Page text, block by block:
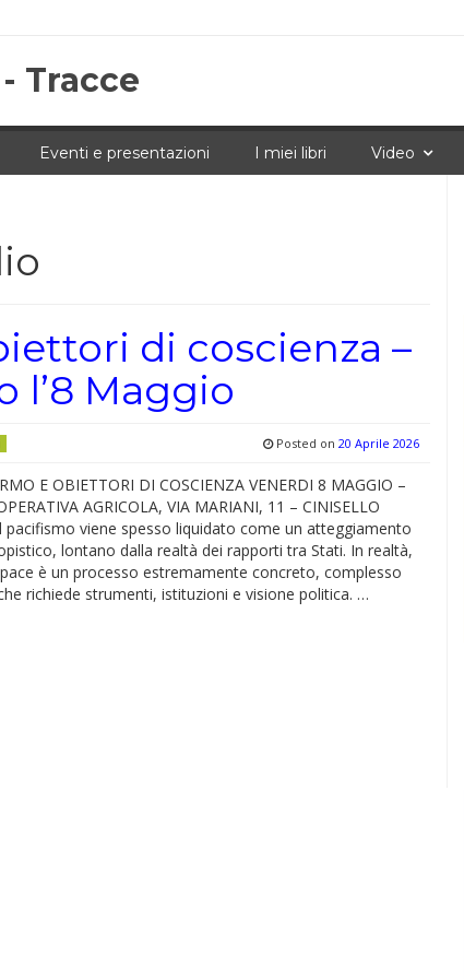
Tracce
Eventi e presentazioni I miei libri Video
di coscienza –
l’8 Maggio
Posted on 20 Aprile 2026
E OBIETTORI DI COSCIENZA VENERDI 8 MAGGIO –
AGRICOLA, VIA MARIANI, 11 – CINISELLO
pacifismo viene spesso liquidato come un atteggiamento
lontano dalla realtà dei rapporti tra Stati. In realtà,
è un processo estremamente concreto, complesso
richiede strumenti, istituzioni e visione politica. …